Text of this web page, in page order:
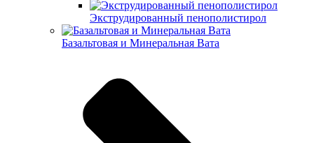
Экструдированный пенополистирол
Базальтовая и Минеральная Вата